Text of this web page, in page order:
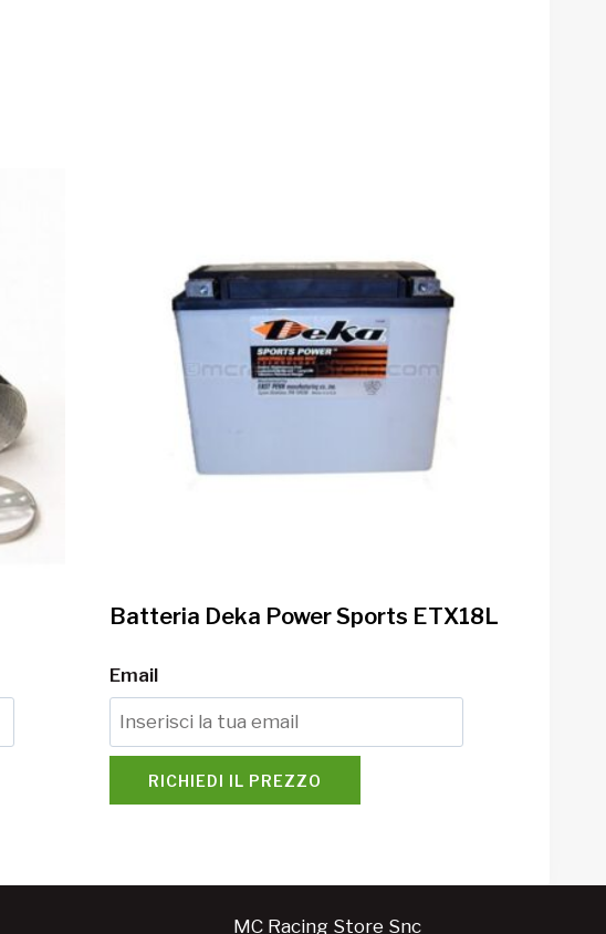
Batteria Deka Power Sports ETX18L
Email
RICHIEDI IL PREZZO
MC Racing Store Snc